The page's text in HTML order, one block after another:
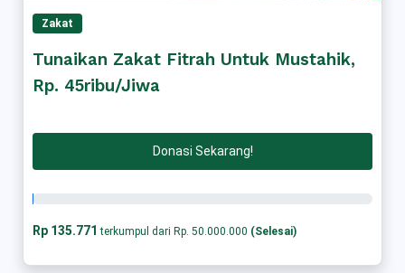
Zakat
Tunaikan Zakat Fitrah Untuk Mustahik,
Rp. 45ribu/Jiwa
Donasi Sekarang!
Rp 135.771terkumpul dari Rp. 50.000.000 (Selesai)